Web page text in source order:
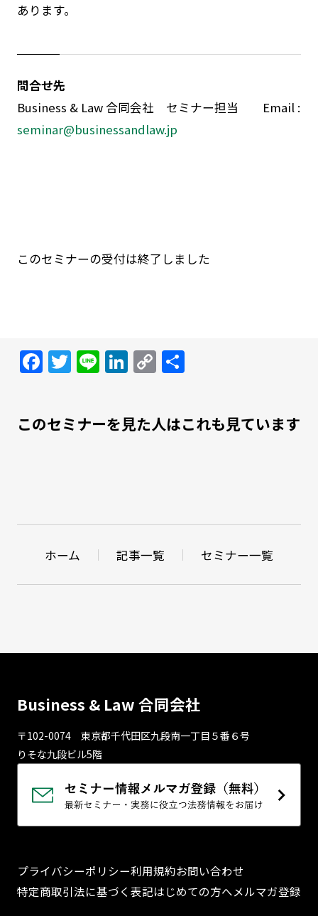
あります。
問合せ先
Business & Law 合同会社 セミナー担当 Email :
seminar@businessandlaw.jp
このセミナーの受付は終了しました
Facebook
Twitter
LineLinkedIn
Copy
共
このセミナーを見た人はこれも見ています
ホーム 記事一覧 セミナー一覧
Business & Law 合同会社
〒102-0074 東京都千代⽥区九段南⼀丁⽬５番６号
りそな九段ビル5階
プライバシーポリシー利用規約お問い合わせ
特定商取引法に基づく表記はじめての方へメルマガ登録